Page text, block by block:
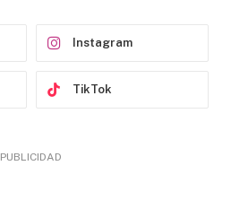
Instagram
TikTok
PUBLICIDAD